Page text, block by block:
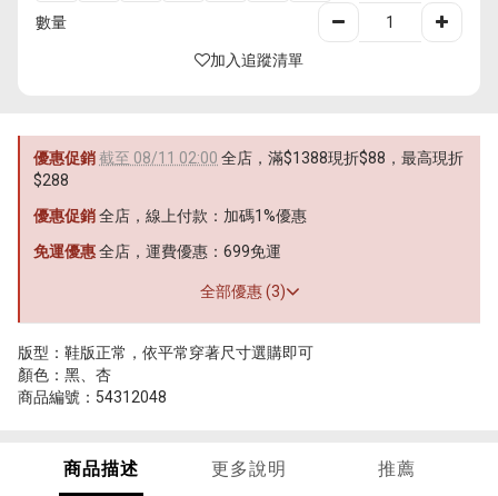
數量
加入追蹤清單
優惠促銷截至 08/11 02:00 全店，滿$1388現折$88，最高現折
$288
優惠促銷全店，線上付款：加碼1%優惠
免運優惠全店，運費優惠：699免運
全部優惠 (3)
版型：鞋版正常，依平常穿著尺寸選購即可
顏色：黑、杏
商品編號：54312048
商品描述 更多說明 推薦